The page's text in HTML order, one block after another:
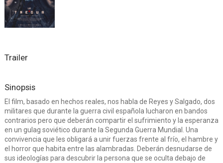
Trailer
Sinopsis
El film, basado en hechos reales, nos habla de Reyes y Salgado, dos
militares que durante la guerra civil española lucharon en bandos
contrarios pero que deberán compartir el sufrimiento y la esperanza
en un gulag soviético durante la Segunda Guerra Mundial. Una
convivencia que les obligará a unir fuerzas frente al frío, el hambre y
el horror que habita entre las alambradas. Deberán desnudarse de
sus ideologías para descubrir la persona que se oculta debajo de